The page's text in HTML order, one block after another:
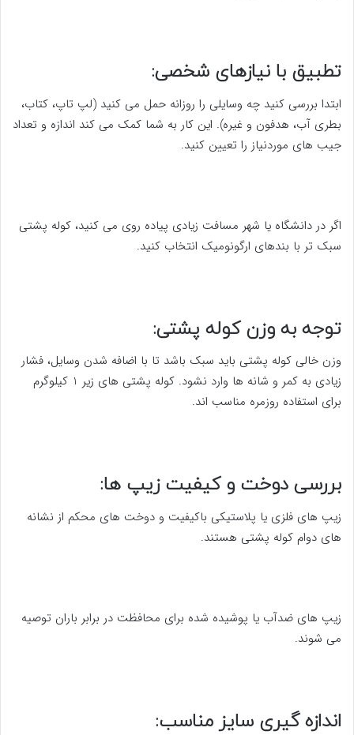
تطبیق با نیازهای شخصی:
ابتدا بررسی کنید چه وسایلی را روزانه حمل می کنید (لپ تاپ، کتاب،
بطری آب، هدفون و غیره). این کار به شما کمک می کند اندازه و تعداد
جیب های موردنیاز را تعیین کنید.
اگر در دانشگاه یا شهر مسافت زیادی پیاده روی می کنید، کوله پشتی
سبک تر با بندهای ارگونومیک انتخاب کنید.
توجه به وزن کوله پشتی:
وزن خالی کوله پشتی باید سبک باشد تا با اضافه شدن وسایل، فشار
زیادی به کمر و شانه ها وارد نشود. کوله پشتی های زیر 1 کیلوگرم
برای استفاده روزمره مناسب اند.
بررسی دوخت و کیفیت زیپ ها:
زیپ های فلزی یا پلاستیکی باکیفیت و دوخت های محکم از نشانه
های دوام کوله پشتی هستند.
زیپ های ضدآب یا پوشیده شده برای محافظت در برابر باران توصیه
می شوند.
اندازه گیری سایز مناسب: